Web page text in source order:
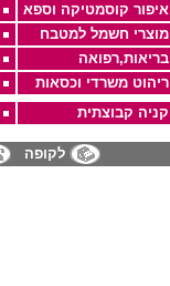
איפור קוסמטיקה וספא
מוצרי חשמל למטבח
בריאות,רפואה
ריהוט משרדי וכסאות
קניה קבוצתית
לקופה